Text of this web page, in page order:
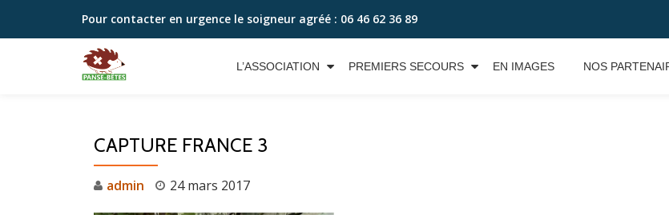
Aller
Pour contacter en urgence le soigneur agréé : 06 46 62 36 89
L’ASSOCIATION PREMIERS SECOURS EN IMAGES NOS
CAPTURE FRANCE 3
admin 24 mars 2017